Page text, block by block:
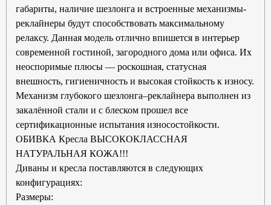
габариты, наличие шезлонга и встроенные механизмы-
реклайнеры будут способствовать максимальному
релаксу. Данная модель отлично впишется в интерьер
современной гостиной, загородного дома или офиса. Их
неоспоримые плюсы — роскошная, статусная
внешность, гигиеничность и высокая стойкость к износу.
Механизм глубокого шезлонга–реклайнера выполнен из
закалённой стали и с блеском прошел все
сертификационные испытания износостойкости.
ОБИВКА Кресла ВЫСОКОКЛАССНАЯ
НАТУРАЛЬНАЯ КОЖА!!!
Диваны и кресла поставляются в следующих
конфигурациях:
Размеры: